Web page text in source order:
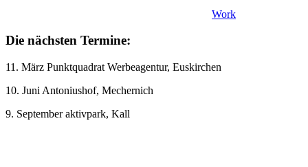
Work
Die nächsten Termine:
11. März Punktquadrat Werbeagentur, Euskirchen
10. Juni Antoniushof, Mechernich
9. September aktivpark, Kall